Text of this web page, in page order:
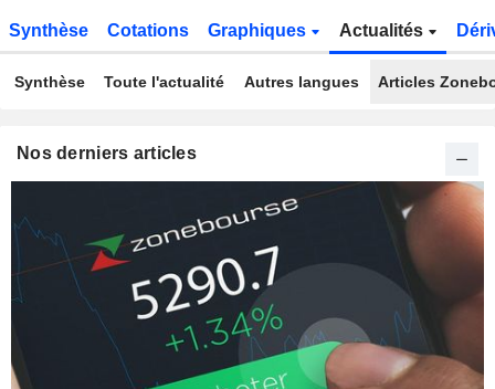
Synthèse Cotations Graphiques Actualités
Synthèse Toute l'actualité Autres langues Articles
Nos derniers articles